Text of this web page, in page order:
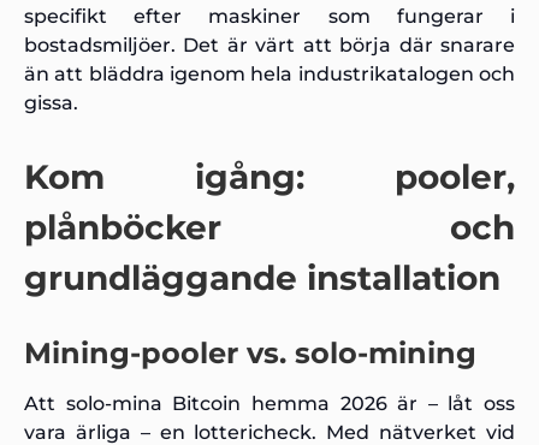
specifikt efter maskiner som fungerar i
bostadsmiljöer. Det är värt att börja där snarare
än att bläddra igenom hela industrikatalogen och
gissa.
Kom igång: pooler,
plånböcker och
grundläggande installation
Mining-pooler vs. solo-mining
Att solo-mina Bitcoin hemma 2026 är – låt oss
vara ärliga – en lottericheck. Med nätverket vid